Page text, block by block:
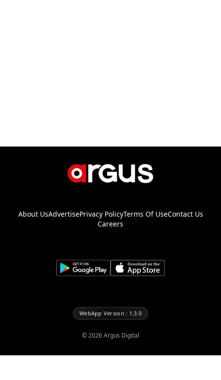
About UsAdvertisePrivacy PolicyTerms Of UseContact Us
Careers
WebApp Version : 1.3.0
©2026Argus Digital